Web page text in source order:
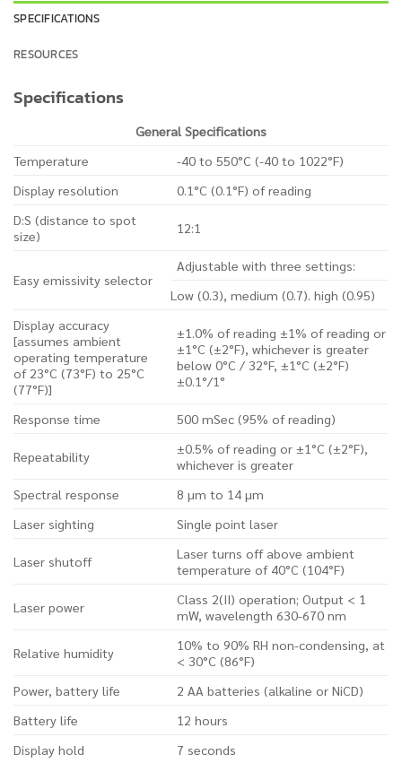
SPECIFICATIONS
RESOURCES
Specifications
General Specifications
Temperature
-40 to 550°C (-40 to 1022°F)
Display resolution
0.1°C (0.1°F) of reading
D:S (distance to spot
size)
12:1
Easy emissivity selector
Adjustable with three settings:
Low (0.3), medium (0.7). high (0.95)
Display accuracy
[assumes ambient
operating temperature
of 23°C (73°F) to 25°C
(77°F)]
±1.0% of reading ±1% of reading or
±1°C (±2°F), whichever is greater
below 0°C / 32°F, ±1°C (±2°F)
±0.1°/1°
Response time 500 mSec (95% of reading)
Repeatability
±0.5% of reading or ±1°C (±2°F),
whichever is greater
Spectral response
8 µm to 14 µm
Laser sighting
Single point laser
Laser shutoff
Laser turns off above ambient
temperature of 40°C (104°F)
Laser power
Class 2(II) operation; Output < 1
mW, wavelength 630-670 nm
Relative humidity
10% to 90% RH non-condensing, at
< 30°C (86°F)
Power, battery life
2 AA batteries (alkaline or NiCD)
Battery life
12 hours
Display hold
7 seconds